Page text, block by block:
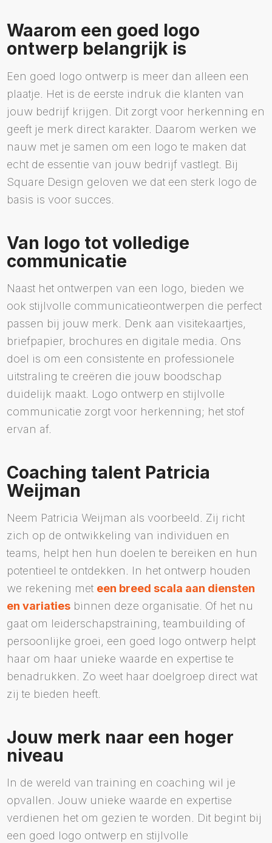
Waarom een goed logo
ontwerp belangrijk is
Een goed logo ontwerp is meer dan alleen een
plaatje. Het is de eerste indruk die klanten van
jouw bedrijf krijgen. Dit zorgt voor herkenning en
geeft je merk direct karakter. Daarom werken we
nauw met je samen om een logo te maken dat
echt de essentie van jouw bedrijf vastlegt. Bij
Square Design geloven we dat een sterk logo de
basis is voor succes.
Van logo tot volledige
communicatie
Naast het ontwerpen van een logo, bieden we
ook stijlvolle communicatieontwerpen die perfect
passen bij jouw merk. Denk aan visitekaartjes,
briefpapier, brochures en digitale media. Ons
doel is om een consistente en professionele
uitstraling te creëren die jouw boodschap
duidelijk maakt. Logo ontwerp en stijlvolle
communicatie zorgt voor herkenning; het stof
ervan af.
Coaching talent Patricia
Weijman
Neem Patricia Weijman als voorbeeld. Zij richt
zich op de ontwikkeling van individuen en
teams, helpt hen hun doelen te bereiken en hun
potentieel te ontdekken. In het ontwerp houden
we rekening met een breed scala aan diensten
en variaties binnen deze organisatie. Of het nu
gaat om leiderschapstraining, teambuilding of
persoonlijke groei, een goed logo ontwerp helpt
haar om haar unieke waarde en expertise te
benadrukken. Zo weet haar doelgroep direct wat
zij te bieden heeft.
Jouw merk naar een hoger
niveau
In de wereld van training en coaching wil je
opvallen. Jouw unieke waarde en expertise
verdienen het om gezien te worden. Dit begint bij
een goed logo ontwerp en stijlvolle